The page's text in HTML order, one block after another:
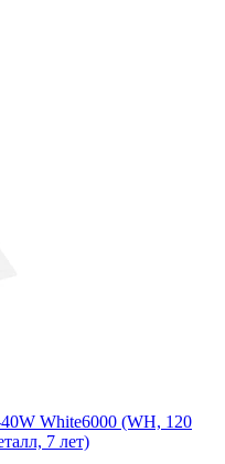
White6000 (WH, 120
7 лет)